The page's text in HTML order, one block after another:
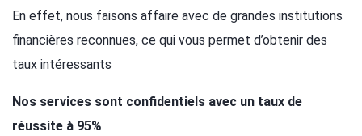
En effet, nous faisons affaire avec de grandes institutions
financières reconnues, ce qui vous permet d’obtenir des
taux intéressants
Nos services sont confidentiels avec un taux de
réussite à 95%